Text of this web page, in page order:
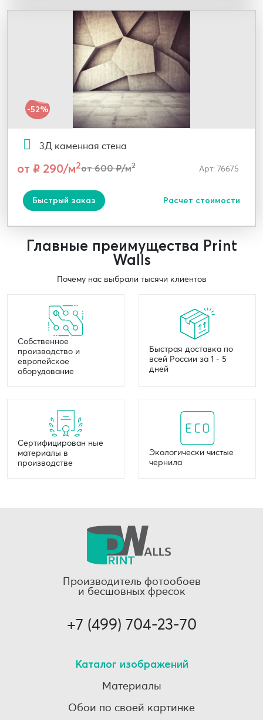
-52%
3Д каменная стена
от ₽ 290/м2от 600 ₽/м2 Арт: 76675
Быстрый заказ Расчет стоимости
Главные преимущества Print
Walls
Почему нас выбрали тысячи клиентов
Собственное
производство и
европейское
оборудование
Быстрая доставка по
всей России за 1 - 5
дней
Сертифицирован ные
материалы в
производстве
Экологически чистые
чернила
Производитель фотообоев
и бесшовных фресок
+7 (499) 704-23-70
Каталог изображений
Материалы
Обои по своей картинке